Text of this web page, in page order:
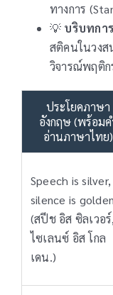
ทางการ
💡 บริบทกา
สติคนในวงส
วิจารณ์พฤติ
ประโยคภาษา
อังกฤษ (พร้อมค
อ่านภาษาไทย)
Speech is silver,
silence is
(สปีช อิส ซิลเวอร์,
ไซเลนซ์ อิส โกล
เดน.)